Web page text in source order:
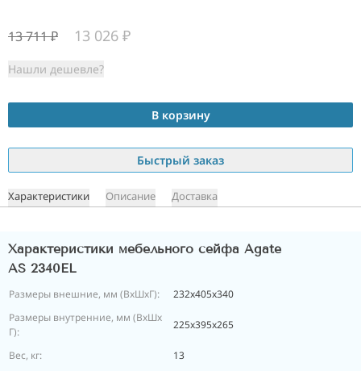
13 711₽ 13 026 ₽
Нашли дешевле?
В корзину
Быстрый заказ
Характеристики Описание Доставка
Характеристики мебельного сейфа Agate
AS 2340EL
Размеры внешние, мм (ВхШхГ):
232х405х340
Размеры внутренние, мм (ВхШх
Г):
225х395х265
Вес, кг:
13